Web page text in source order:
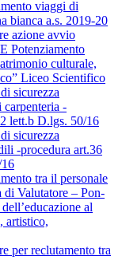
viaggi di
bianca a.s. 2019-20
azione avvio
Potenziamento
culturale,
Liceo Scientifico
sicurezza
carpenteria -
lett.b D.lgs. 50/16
sicurezza
-procedura art.36
tra il personale
Valutatore – Pon-
al
artistico,
per reclutamento tra